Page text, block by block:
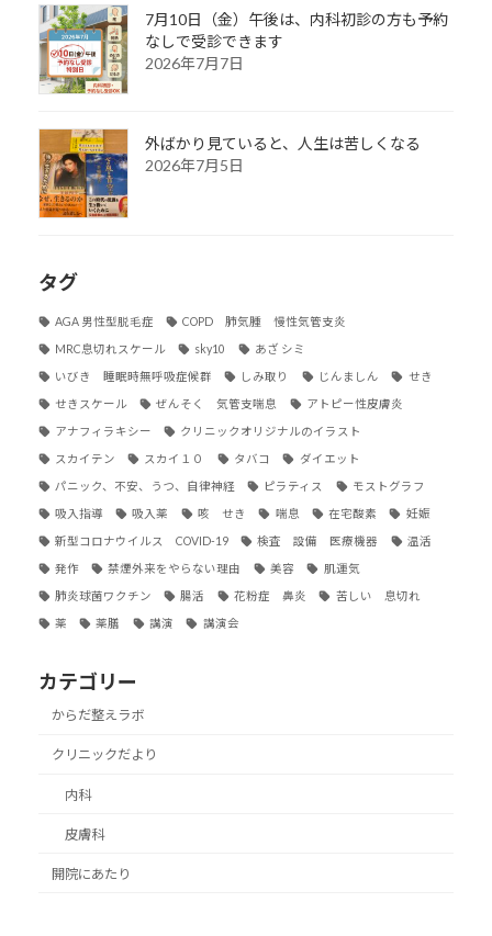
7月10日（金）午後は、内科初診の方も予約
なしで受診できます
2026年7月7日
外ばかり見ていると、人生は苦しくなる
2026年7月5日
タグ
AGA 男性型脱毛症 COPD 肺気腫 慢性気管支炎
MRC息切れスケール sky10 あざ シミ
いびき 睡眠時無呼吸症候群 しみ取り じんましん せき
せきスケール ぜんそく 気管支喘息 アトピー性皮膚炎
アナフィラキシー クリニックオリジナルのイラスト
スカイテン スカイ１０ タバコ ダイエット
パニック、不安、うつ、自律神経 ピラティス モストグラフ
吸入指導 吸入薬 咳 せき 喘息 在宅酸素 妊娠
新型コロナウイルス COVID-19 検査 設備 医療機器 温活
発作 禁煙外来をやらない理由 美容 肌運気
肺炎球菌ワクチン 腸活 花粉症 鼻炎 苦しい 息切れ
薬 薬膳 講演 講演会
カテゴリー
からだ整えラボ
クリニックだより
内科
皮膚科
開院にあたり